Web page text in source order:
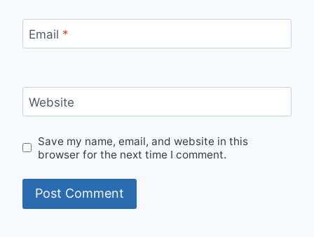
Email *
Website
Save my name, email, and website in this
browser for the next time I comment.